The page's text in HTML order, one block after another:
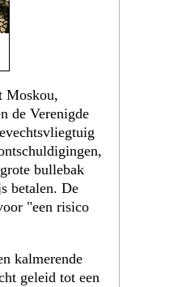
Moskou,
de Verenigde
bullebak
betalen. De
"een risico
kalmerende
geleid tot een